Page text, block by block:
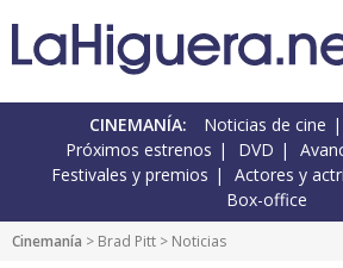
CINEMANÍA: Noticias de cine
Próximos estrenos
DVD
Festivales y premios
Actores y
Box-office
Cinemanía > Brad Pitt > Noticias